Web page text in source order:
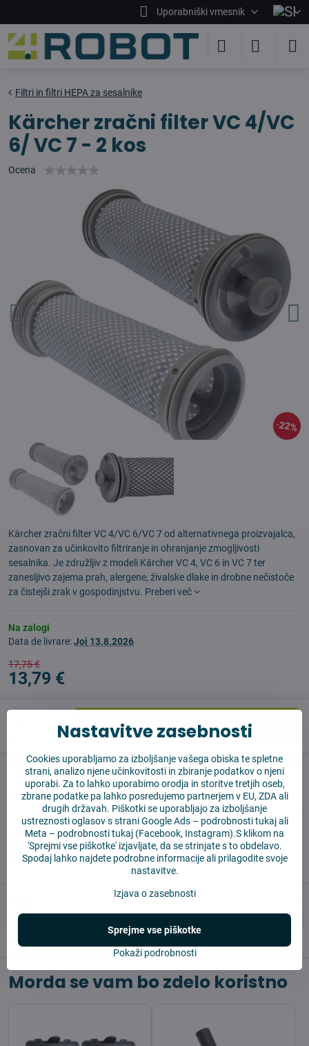
Uporabniški vmesnik
22%
Filtri in filtri HEPA za sesalnike
Kärcher zračni filter VC 4/VC
6/ VC 7 - 2 kos
Ocena
Kärcher zračni filter VC 4/VC 6/VC 7 od alternativnega proizvajalca,
zasnovan za učinkovito filtriranje in ohranjanje zmogljivosti
sesalnika. Je združljiv z modeli Kärcher VC 4, VC 6 in VC 7 ter
zanesljivo zajema prah, alergene, živalske dlake in drobne nečistoče
za čistejši zrak v gospodinjstvu. Preberi več
Na zalogi
Data de livrare:Joi 13.8.2026
17,75 €
13,79 €
V košarico
Časovnik nadzora Shippings
Producent:Vysajto.sk
✅ Takoj pripravljeno za pošiljanje
✅ BREZPLAČNA dostava nad 55 EUR
✅14 dni za vračilo blaga
Reviews
Morda se vam bo zdelo koristno
Nastavitve zasebnosti
Cookies uporabljamo za izboljšanje vašega obiska te spletne
strani, analizo njene učinkovitosti in zbiranje podatkov o njeni
uporabi. Za to lahko uporabimo orodja in storitve tretjih oseb,
zbrane podatke pa lahko posredujemo partnerjem v EU, ZDA ali
drugih državah. Piškotki se uporabljajo za izboljšanje
ustreznosti oglasov s strani Google Ads – podrobnosti tukajali
Meta – podrobnosti tukaj (Facebook, Instagram).S klikom na
'Sprejmi vse piškotke' izjavljate, da se strinjate s to obdelavo.
Spodaj lahko najdete podrobne informacije ali prilagodite svoje
nastavitve.
Izjava o zasebnosti
Pokaži podrobnosti
Sprejme vse piškotke